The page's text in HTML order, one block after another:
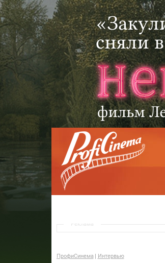
Реклама
ПрофиСинема Интервью